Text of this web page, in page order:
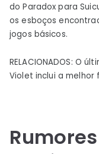
do Paradox para
os esboços
jogos básicos.
RELACIONADOS: O
Violet inclui a